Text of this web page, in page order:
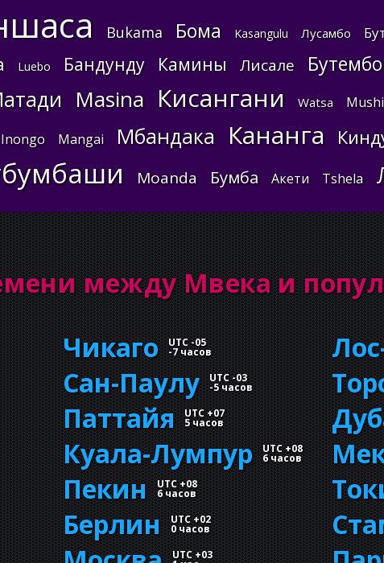
Bukama Бома Kasangulu Лусамбо
Luebo Бандунду Камины Лисале Бутембо
Masina Кисангани Watsa
Inongo Mangai Мбандака Кананга
Moanda Бумба Акети Tshela
между Мвека и
Чикаго UTC -05
-7 часов
Сан-Паулу UTC -03
-5 часов
Паттайя UTC +07
5 часов
Куала-Лумпур UTC +08
6 часов
Пекин UTC +08
6 часов
Берлин UTC +02
0 часов
UTC +03